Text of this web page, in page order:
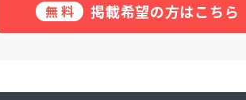
無料 掲載希望の方はこちら